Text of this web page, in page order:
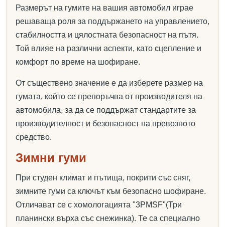
Размерът на гумите на вашия автомобил играе
решаваща роля за поддържането на управлението,
стабилността и цялостната безопасност на пътя.
Той влияе на различни аспекти, като сцепление и
комфорт по време на шофиране.
От съществено значение е да изберете размер на
гумата, който се препоръчва от производителя на
автомобила, за да се поддържат стандартите за
производителност и безопасност на превозното
средство.
Зимни гуми
При студен климат и пътища, покрити със сняг,
зимните гуми са ключът към безопасно шофиране.
Отличават се с хомологацията "3PMSF"(Три
планински върха със снежинка). Те са специално